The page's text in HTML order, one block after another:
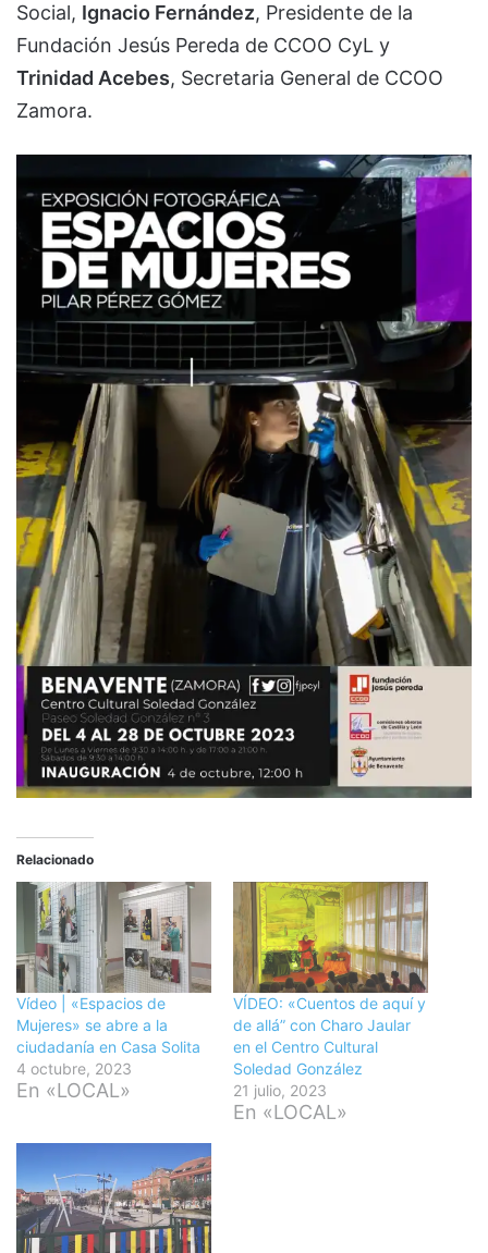
Social, Ignacio Fernández, Presidente de la
Fundación Jesús Pereda de CCOO CyL y
Trinidad Acebes, Secretaria General de CCOO
Zamora.
Relacionado
Vídeo | «Espacios de
Mujeres» se abre a la
ciudadanía en Casa Solita
4 octubre, 2023
En «LOCAL»
VÍDEO: «Cuentos de aquí y
de allá” con Charo Jaular
en el Centro Cultural
Soledad González
21 julio, 2023
En «LOCAL»